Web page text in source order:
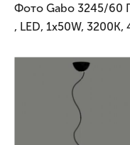
Фото Gabo 3245/60
, LED, 1x50W, 3200K,